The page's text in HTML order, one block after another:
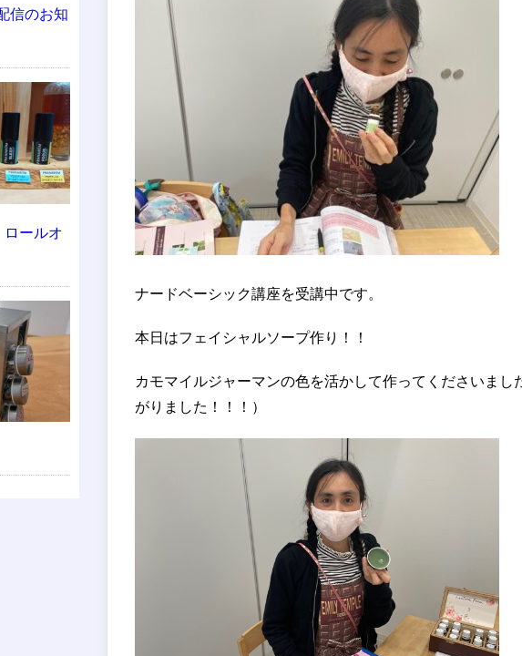
ナードベーシック講座を受講中です。
本日はフェイシャルソープ作り！！
カモマイルジャーマンの色を活かして作ってくださいまし
がりました！！！）
信のお知
ールオ